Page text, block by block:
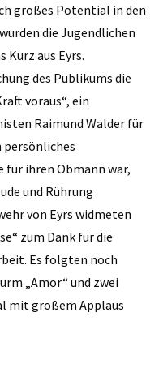
großes Potential in den
die Jugendlichen
Kurz aus Eyrs.
des Publikums die
voraus“, ein
­Raimund Walder für
persönliches
für ihren Obmann war,
und Rührung
von Eyrs widmeten
zum Dank für die
Es folgten noch
„Amor“ und zwei
mit großem Applaus